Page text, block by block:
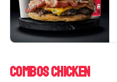
Combos Chicken